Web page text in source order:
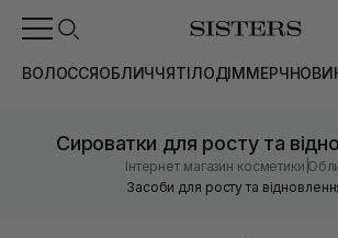
ВОЛОССЯОБЛИЧЧЯТІЛОДІММЕРЧ
Сироватки для росту та
Інтернет магазин косметики |
Засоби для росту та